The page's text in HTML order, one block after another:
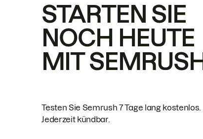
STARTEN SIE
NOCH HEUTE
MIT
Testen Sie Semrush 7 Tage lang kostenlos.
Jederzeit kündbar.